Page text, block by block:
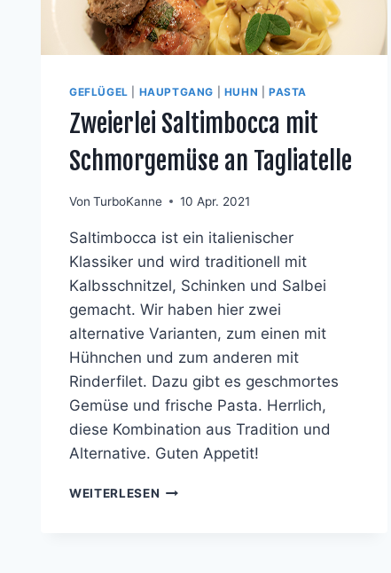
GEFLÜGEL HAUPTGANG HUHN PASTA
Zweierlei Saltimbocca mit
Schmorgemüse an Tagliatelle
Von TurboKanne 10 Apr. 2021
Saltimbocca ist ein italienischer
Klassiker und wird traditionell mit
Kalbsschnitzel, Schinken und Salbei
gemacht. Wir haben hier zwei
alternative Varianten, zum einen mit
Hühnchen und zum anderen mit
Rinderfilet. Dazu gibt es geschmortes
Gemüse und frische Pasta. Herrlich,
diese Kombination aus Tradition und
Alternative. Guten Appetit!
WEITERLESEN ZWEIERLEI